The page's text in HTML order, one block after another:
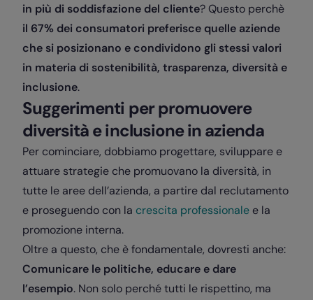
in più di soddisfazione del cliente? Questo perchè
il 67% dei consumatori preferisce quelle aziende
che si posizionano e condividono gli stessi valori
in materia di sostenibilità, trasparenza, diversità e
inclusione.
Suggerimenti per promuovere
diversità e inclusione in azienda
Per cominciare, dobbiamo progettare, sviluppare e
attuare strategie che promuovano la diversità, in
tutte le aree dell’azienda, a partire dal reclutamento
e proseguendo con la crescita professionale e la
promozione interna.
Oltre a questo, che è fondamentale, dovresti anche:
Comunicare le politiche, educare e dare
l’esempio. Non solo perché tutti le rispettino, ma